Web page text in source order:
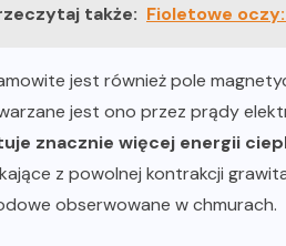
także: Fioletowe
jest również pole
jest ono przez prądy
znacznie więcej energii
z powolnej kontrakcji
obserwowane w chmurach.